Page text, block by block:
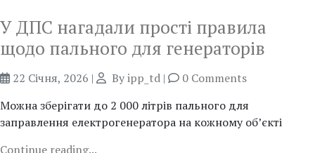
У ДПС нагадали прості правила
щодо пального для генераторів
22 Січня, 2026 | Byipp_td |
0 Comments
Можна зберігати до 2 000 літрів пального для
заправлення електрогенератора на кожному об’єкті
Continue reading...